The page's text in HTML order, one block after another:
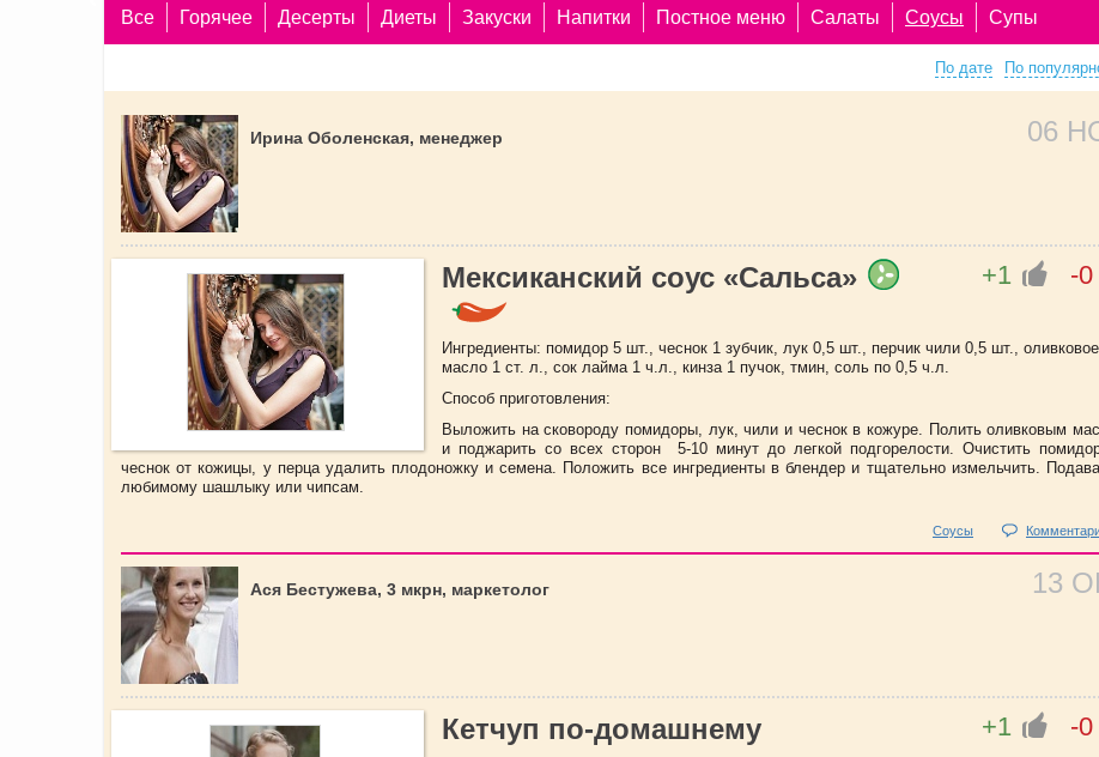
Все Горячее Десерты Диеты Закуски Напитки Постное меню Салаты Соусы Супы
По
По дате
06
Ирина Оболенская, менеджер
+1 -0
Мексиканский соус «Cальса»
Ингредиенты: помидор 5 шт., чеснок 1 зубчик, лук 0,5 шт., перчик чили 0,5 шт., оливковое
масло 1 ст. л., сок лайма 1 ч.л., кинза 1 пучок, тмин, соль по 0,5 ч.л.
Способ приготовления:
Выложить на сковороду помидоры, лук, чили и чеснок в кожуре. Полить оливковым
и поджарить со всех сторон 5-10 минут до легкой подгорелости. Очистить
чеснок от кожицы, у перца удалить плодоножку и семена. Положить все ингредиенты в блендер и тщательно измельчить.
любимому шашлыку или чипсам.
Соусы
13
Ася Бестужева, 3 мкрн, маркетолог
+1 -0
Кетчуп по-домашнему